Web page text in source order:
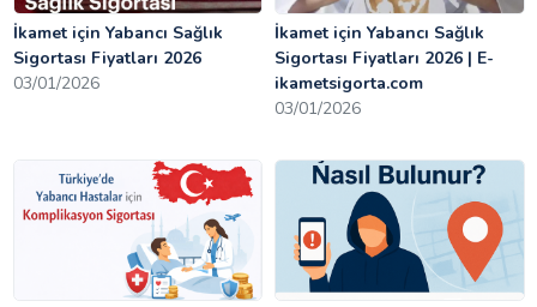
İkamet için Yabancı Sağlık
Sigortası Fiyatları 2026
03/01/2026
İkamet için Yabancı Sağlık
Sigortası Fiyatları 2026 | E-
ikametsigorta.com
03/01/2026